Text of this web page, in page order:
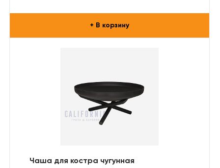
+ В корзину
Чаша для костра чугунная